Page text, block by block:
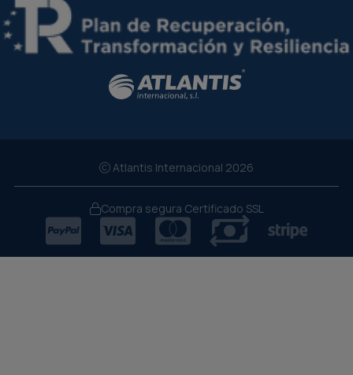
Atlantis Internacional 2026
Compra segura Certificado SSL